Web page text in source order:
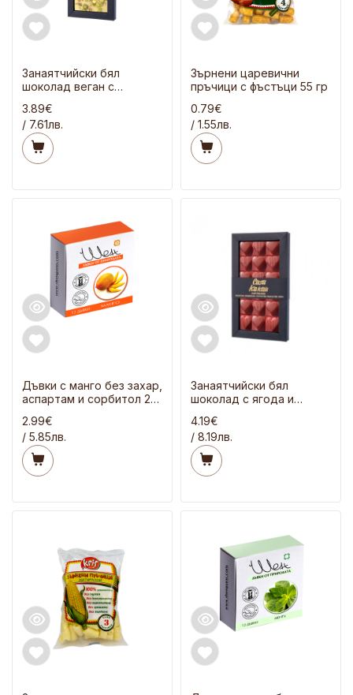
Занаятчийски бял
шоколад веган с
гр
3.89€
/ 7.61лв.
Зърнени царевични
пръчици с фъстъци 55 гр
0.79€
/ 1.55лв.
Дъвки с манго без захар,
аспартам и сорбитол 21
2.99€
/ 5.85лв.
Занаятчийски бял
шоколад с ягода и
4.19€
/ 8.19лв.